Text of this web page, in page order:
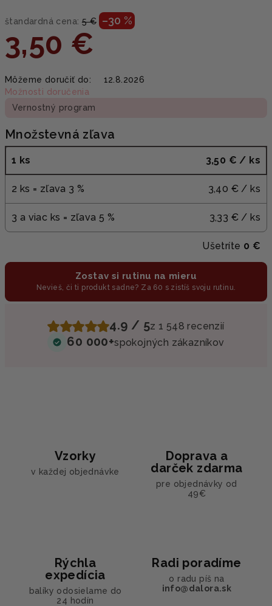
štandardná cena: 5 € –30 %
3,50 €
cena:
Môžeme doručiť do:
12.8.2026
Možnosti doručenia
Vernostný program
Množstevná zľava
1 ks 3,50 € / ks
2 ks = zľava 3 % 3,40 € / ks
3 a viac ks = zľava 5 % 3,33 € / ks
Ušetríte 0 €
Zostav si rutinu na mieru
Nevieš, či ti produkt sadne? Za 60 s zistíš svoju rutinu.
4.9 / 5z 1 548 recenzií
60 000+spokojných zákazníkov
Vzorky
v každej objednávke
Doprava a
darček zdarma
pre objednávky od
49€
Rýchla
expedícia
balíky odosielame do
24 hodín
Radi poradíme
o radu píš na
info@dalora.sk